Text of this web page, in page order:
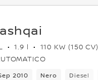
1.9 l
110 KW (150 CV)
2010 Nero Diesel